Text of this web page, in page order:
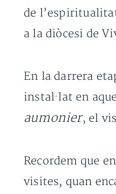
de
a la diòcesi de
En la darrera
instal·lat en
aumonier, el
Recordem que
visites, quan